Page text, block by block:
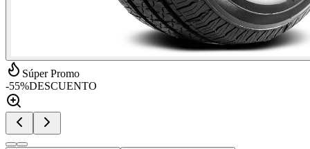
Súper Promo
-55%DESCUENTO